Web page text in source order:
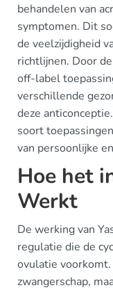
behandelen van
symptomen. Dit
de veelzijdigheid
richtlijnen. Door
off-label
verschillende
deze
soort
van persoonlijke
Hoe het
Werkt
De werking van
regulatie die de
ovulatie
zwangerschap,